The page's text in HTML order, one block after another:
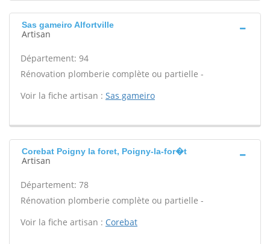
Sas gameiro Alfortville
Artisan
Département: 94
Rénovation plomberie complète ou partielle -
Voir la fiche artisan : Sas gameiro
Corebat Poigny la foret, Poigny-la-for�t
Artisan
Département: 78
Rénovation plomberie complète ou partielle -
Voir la fiche artisan : Corebat